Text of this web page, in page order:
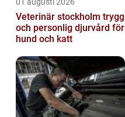
Veterinär stockholm trygg
och personlig djurvård för
hund och katt